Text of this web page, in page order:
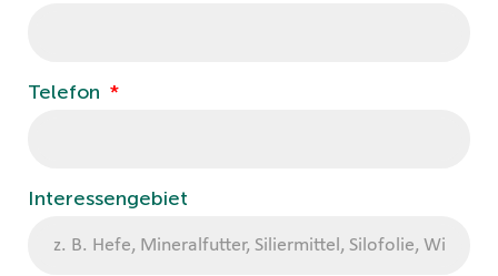
Telefon
Interessengebiet